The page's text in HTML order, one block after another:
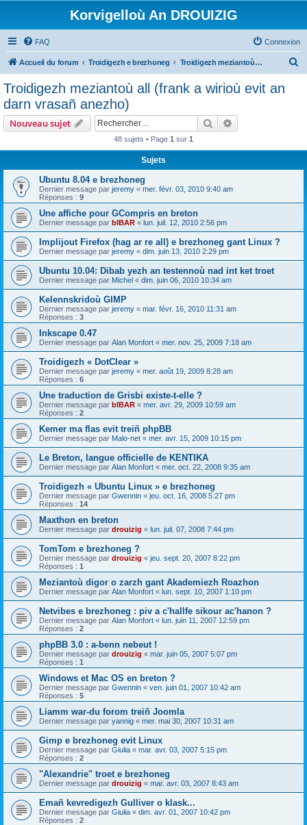
Korvigelloù An DROUIZIG
FAQ Connexion
Accueil du forum Troidigezh e brezhoneg Troidigezh meziantoù all (frank a wirioù evit an darn vrasañ anezho)
Troidigezh meziantoù all (frank a wirioù evit an
darn vrasañ anezho)
Nouveau sujet Rechercher
48 sujets • Page 1 sur 1
Sujets
Ubuntu 8.04 e brezhoneg
Dernier message par jeremy « mer. févr. 03, 2010 9:40 am
Réponses : 9
Une affiche pour GCompris en breton
Dernier message par bIBAR « lun. juil. 12, 2010 2:56 pm
Implijout Firefox (hag ar re all) e brezhoneg gant Linux ?
Dernier message par jeremy « dim. juin 13, 2010 2:29 pm
Ubuntu 10.04: Dibab yezh an testennoù nad int ket troet
Dernier message par Michel « dim. juin 06, 2010 10:34 am
Kelennskridoù GIMP
Dernier message par jeremy « mar. févr. 16, 2010 11:31 am
Réponses : 3
Inkscape 0.47
Dernier message par Alan Monfort « mer. nov. 25, 2009 7:18 am
Troidigezh « DotClear »
Dernier message par jeremy « mer. août 19, 2009 8:28 am
Réponses : 6
Une traduction de Grisbi existe-t-elle ?
Dernier message par bIBAR « mer. avr. 29, 2009 10:59 am
Réponses : 2
Kemer ma flas evit treiñ phpBB
Dernier message par Malo-net « mer. avr. 15, 2009 10:15 pm
Le Breton, langue officielle de KENTIKA
Dernier message par Alan Monfort « mer. oct. 22, 2008 9:35 am
Troidigezh « Ubuntu Linux » e brezhoneg
Dernier message par Gwennin « jeu. oct. 16, 2008 5:27 pm
Réponses : 14
Maxthon en breton
Dernier message par drouizig « lun. juil. 07, 2008 7:44 pm
TomTom e brezhoneg ?
Dernier message par drouizig « jeu. sept. 20, 2007 8:22 pm
Réponses : 1
Meziantoù digor o zarzh gant Akademiezh Roazhon
Dernier message par Alan Monfort « lun. sept. 10, 2007 1:10 pm
Netvibes e brezhoneg : piv a c'hallfe sikour ac'hanon ?
Dernier message par Alan Monfort « lun. juin 11, 2007 12:59 pm
Réponses : 2
phpBB 3.0 : a-benn nebeut !
Dernier message par drouizig « mar. juin 05, 2007 5:07 pm
Réponses : 1
Windows et Mac OS en breton ?
Dernier message par Gwennin « ven. juin 01, 2007 10:42 am
Réponses : 5
Liamm war-du forom treiñ Joomla
Dernier message par yannig « mer. mai 30, 2007 10:31 am
Gimp e brezhoneg evit Linux
Dernier message par Giulia « mar. avr. 03, 2007 5:15 pm
Réponses : 2
"Alexandrie" troet e brezhoneg
Dernier message par drouizig « mar. avr. 03, 2007 8:43 am
Emañ kevredigezh Gulliver o klask...
Dernier message par Giulia « dim. avr. 01, 2007 10:42 pm
Réponses : 2